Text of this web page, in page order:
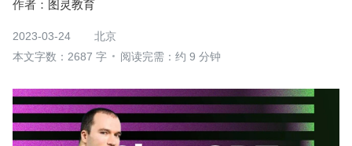
作者： 图灵教育
2023-03-24
北京
本文字数：2687 字
阅读完需：约 9 分钟